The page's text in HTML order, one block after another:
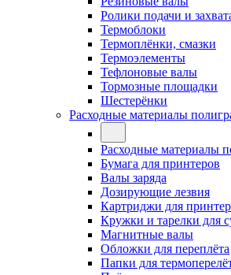
Ролики подачи и
Термоблоки
Термоплёнки, смазки
Термоэлементы
Тефлоновые валы
Тормозные площадки
Шестерёнки
Расходные материалы
Расходные материалы
Бумага для принтеров
Валы заряда
Дозирующие лезвия
Картриджи для
Кружки и тарелки для
Магнитные валы
Обложки для переплёта
Папки для